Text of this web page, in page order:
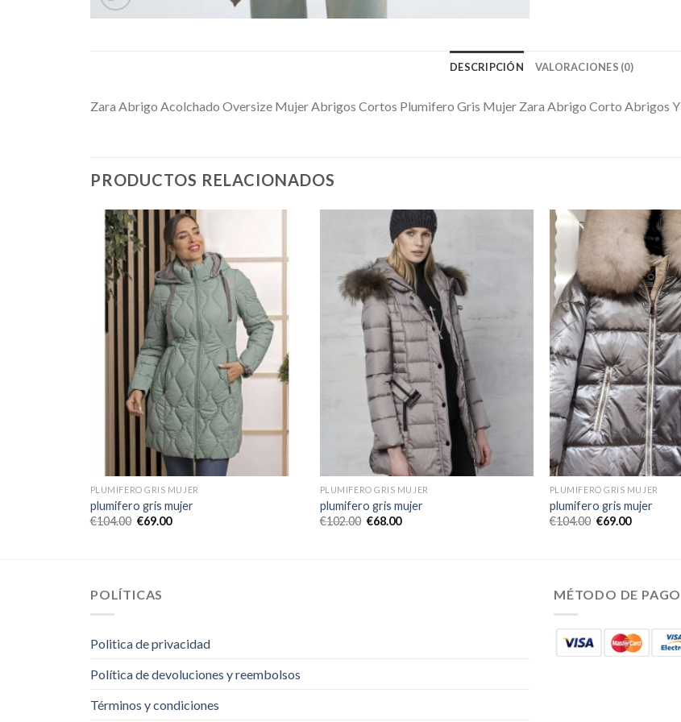
DESCRIPCIÓN VALORACIONES (0)
Zara Abrigo Acolchado Oversize Mujer Abrigos Cortos Plumifero Gris Mujer Zara Abrigo Corto Abrigos Y
PRODUCTOS RELACIONADOS
PLUMIFERO GRIS MUJER
plumifero gris mujer
€104.00 €69.00
PLUMIFERO GRIS MUJER
plumifero gris mujer
€102.00 €68.00
PLUMIFERO GRIS MUJER
plumifero gris mujer
€104.00 €69.00
POLÍTICAS
Politica de privacidad
Política de devoluciones y reembolsos
Términos y condiciones
MÉTODO DE PAGO